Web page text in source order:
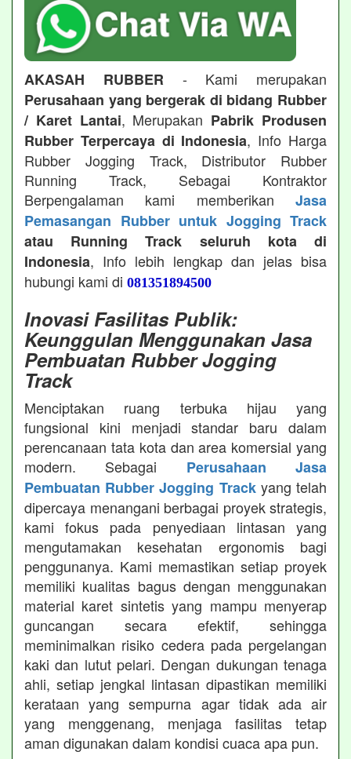
AKASAH RUBBER - Kami merupakan
Perusahaan yang bergerak di bidang Rubber
/ Karet Lantai, Merupakan Pabrik Produsen
Rubber Terpercaya di Indonesia, Info Harga
Rubber Jogging Track, Distributor Rubber
Running Track, Sebagai Kontraktor
Berpengalaman kami memberikan Jasa
Pemasangan Rubber untuk Jogging Track
atau Running Track seluruh kota di
Indonesia, Info lebih lengkap dan jelas bisa
hubungi kami di 081351894500
Inovasi Fasilitas Publik:
Keunggulan Menggunakan Jasa
Pembuatan Rubber Jogging
Track
Menciptakan ruang terbuka hijau yang
fungsional kini menjadi standar baru dalam
perencanaan tata kota dan area komersial yang
modern. Sebagai Perusahaan Jasa
Pembuatan Rubber Jogging Trackyang telah
dipercaya menangani berbagai proyek strategis,
kami fokus pada penyediaan lintasan yang
mengutamakan kesehatan ergonomis bagi
penggunanya. Kami memastikan setiap proyek
memiliki kualitas bagus dengan menggunakan
material karet sintetis yang mampu menyerap
guncangan secara efektif, sehingga
meminimalkan risiko cedera pada pergelangan
kaki dan lutut pelari. Dengan dukungan tenaga
ahli, setiap jengkal lintasan dipastikan memiliki
kerataan yang sempurna agar tidak ada air
yang menggenang, menjaga fasilitas tetap
aman digunakan dalam kondisi cuaca apa pun.